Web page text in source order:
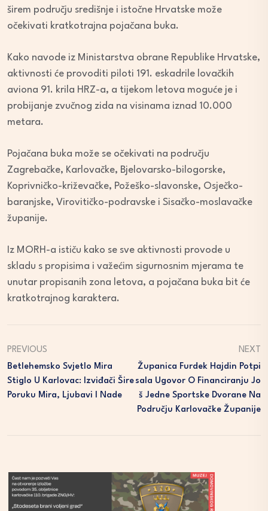
širem području središnje i istočne Hrvatske može
očekivati kratkotrajna pojačana buka.
Kako navode iz Ministarstva obrane Republike Hrvatske,
aktivnosti će provoditi piloti 191. eskadrile lovačkih
aviona 91. krila HRZ-a, a tijekom letova moguće je i
probijanje zvučnog zida na visinama iznad 10.000
metara.
Pojačana buka može se očekivati na području
Zagrebačke, Karlovačke, Bjelovarsko-bilogorske,
Koprivničko-križevačke, Požeško-slavonske, Osječko-
baranjske, Virovitičko-podravske i Sisačko-moslavačke
županije.
Iz MORH-a ističu kako se sve aktivnosti provode u
skladu s propisima i važećim sigurnosnim mjerama te
unutar propisanih zona letova, a pojačana buka bit će
kratkotrajnog karaktera.
PREVIOUS
Betlehemsko Svjetlo Mira
Stiglo U Karlovac: Izviđači Šire
Poruku Mira, Ljubavi I Nade
NEXT
Županica Furdek Hajdin Potpi
Sala Ugovor O Financiranju Jo
Š Jedne Sportske Dvorane Na
Području Karlovačke Županije